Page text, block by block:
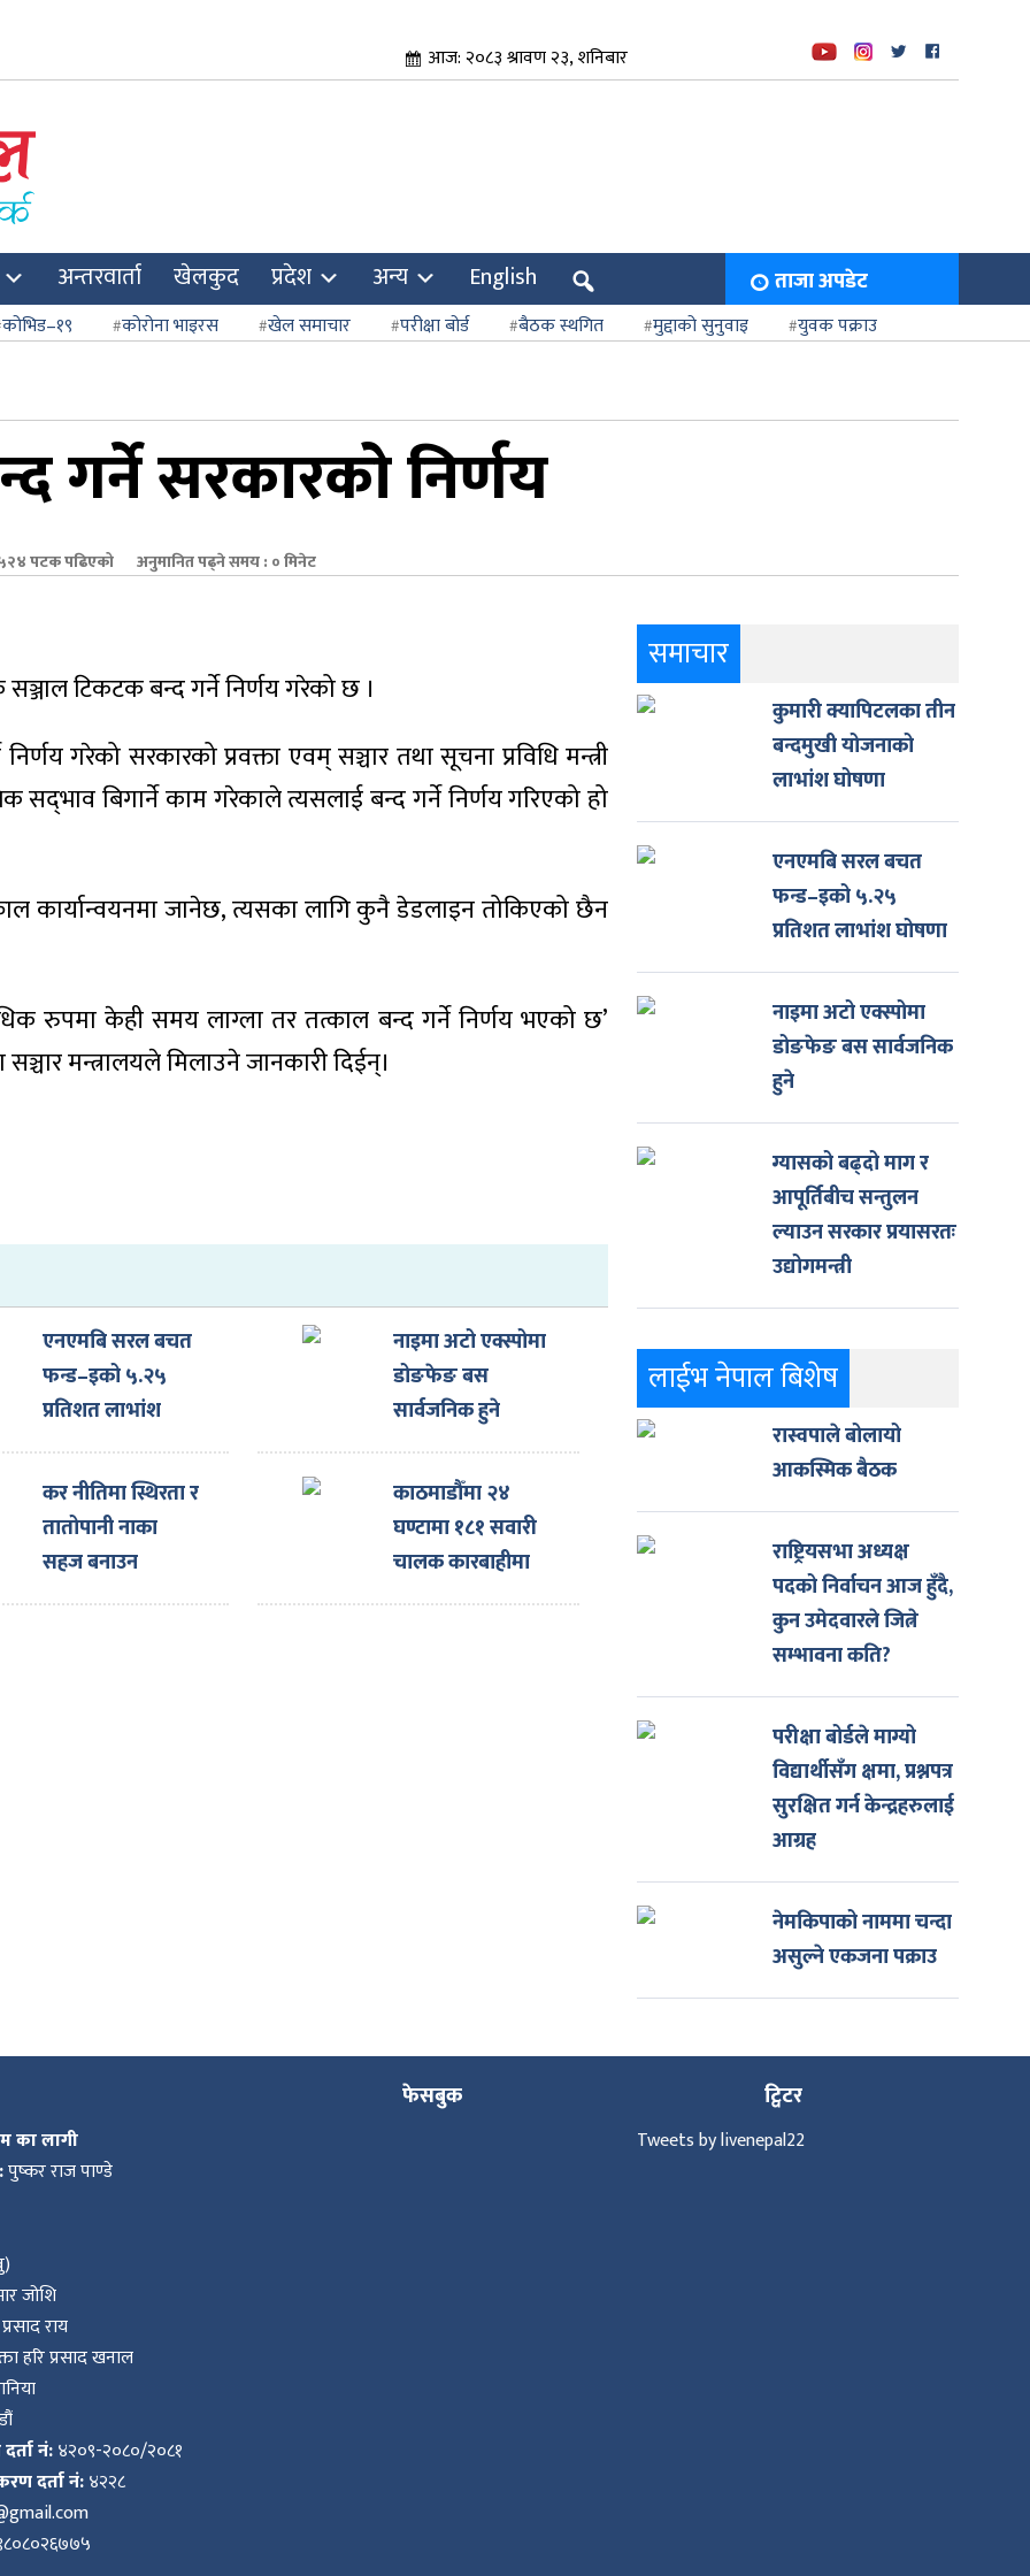
आज: २०८३ श्रावण २३, शनिबार
अन्तरवार्ता खेलकुद प्रदेश अन्य English ताजा अपडेट
कोभिड–१९ कोरोना भाइरस खेल समाचार परीक्षा बोर्ड बैठक स्थगित मुद्दाको सुनुवाइ
युवक पक्राउ
गर्ने सरकारको निर्णय
पटक पढिएको अनुमानित पढ्ने समय : ० मिनेट
टिकटक बन्द गर्ने निर्णय गरेको छ ।
गरेको सरकारको प्रवक्ता एवम् सञ्चार तथा सूचना प्रविधि मन्त्री
सद्‍भाव बिगार्ने काम गरेकाले त्यसलाई बन्द गर्ने निर्णय गरिएको हो
कार्यान्वयनमा जानेछ, त्यसका लागि कुनै डेडलाइन तोकिएको छैन
रुपमा केही समय लाग्ला तर तत्काल बन्द गर्ने निर्णय भएको छ’
मन्त्रालयले मिलाउने जानकारी दिईन्।
एनएमबि सरल बचत
फन्ड–इको ५.२५
प्रतिशत लाभांश
घोषणा
नाइमा अटो एक्स्पोमा
डोङफेङ बस
सार्वजनिक हुने
कर नीतिमा स्थिरता र
तातोपानी नाका
सहज बनाउन
नाइमाको माग,
काठमाडौँमा २४
घण्टामा १८१ सवारी
चालक कारबाहीमा
समाचार
कुमारी क्यापिटलका तीन
बन्दमुखी योजनाको
लाभांश घोषणा
एनएमबि सरल बचत
फन्ड–इको ५.२५
प्रतिशत लाभांश घोषणा
नाइमा अटो एक्स्पोमा
डोङफेङ बस सार्वजनिक
हुने
ग्यासको बढ्दो माग र
आपूर्तिबीच सन्तुलन
ल्याउन सरकार प्रयासरतः
उद्योगमन्त्री
लाईभ नेपाल बिशेष
रास्वपाले बोलायो
आकस्मिक बैठक
राष्ट्रियसभा अध्यक्ष
पदको निर्वाचन आज हुँदै,
कुन उमेदवारले जित्ने
सम्भावना कति?
परीक्षा बोर्डले माग्यो
विद्यार्थीसँग क्षमा, प्रश्नपत्र
सुरक्षित गर्न केन्द्रहरुलाई
आग्रह
नेमकिपाको नाममा चन्दा
असुल्ने एकजना पक्राउ
का लागी
पुष्कर राज पाण्डे
जोशि
राय
हरि प्रसाद खनाल
नं:४२०९-२०८०/२०८१
दर्ता नं:४२२८
फेसबुक ट्विटर
Tweets by livenepal22